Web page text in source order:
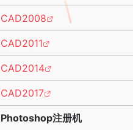
CAD2008
CAD2011
CAD2014
CAD2017
Photoshop注册机